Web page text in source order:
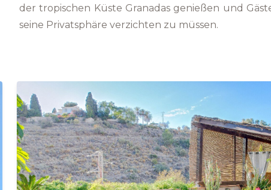
der tropischen Küste Granadas genießen und
seine Privatsphäre verzichten zu müssen.